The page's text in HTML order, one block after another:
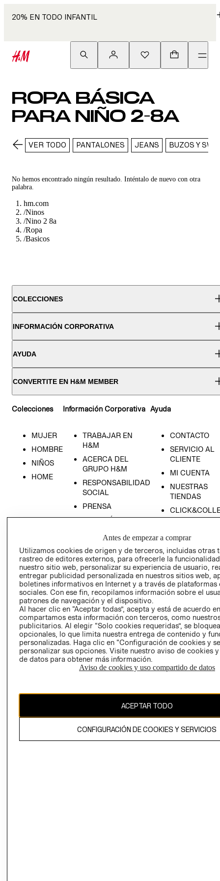
20% EN TODO INFANTIL
ROPA BÁSICA
PARA NIÑO 2-8A
VER TODO PANTALONES JEANS BUZOS Y
No hemos encontrado ningún resultado. Inténtalo de nuevo con otra
palabra.
hm.com
/Ninos
/Nino 2 8a
/Ropa
/Basicos
COLECCIONES
INFORMACIÓN CORPORATIVA
AYUDA
CONVERTITE EN H&M MEMBER
Colecciones
MUJER
HOMBRE
NIÑOS
HOME
Información Corporativa
TRABAJAR EN
H&M
ACERCA DEL
GRUPO H&M
RESPONSABILIDAD
SOCIAL
PRENSA
RELACIÓN CON
EMPRESARIAL
Ayuda
CONTACTO
SERVICIO AL
CLIENTE
MI CUENTA
NUESTRAS
TIENDAS
- RETIRO EN
TÉRMINOS Y
CONDICIONES
AVISO DE
PRIVACIDAD
GIFT CARD
AVISO DE
COOKIES
Antes de empezar a comprar
Utilizamos cookies de origen y de terceros, incluidas otras
rastreo de editores externos, para ofrecerle la
nuestro sitio web, personalizar su experiencia de usuario,
entregar publicidad personalizada en nuestros sitios web,
boletines informativos en Internet y a través de plataformas
sociales. Con ese fin, recopilamos información sobre el
patrones de navegación y el dispositivo.
Al hacer clic en “Aceptar todas”, acepta y está de acuerdo
compartamos esta información con terceros, como
publicitarios. Al elegir “Solo cookies requeridas”, se
opcionales, lo que limita nuestra entrega de contenido y
personalizadas. Haga clic en “Configuración de cookies y
personalizar sus opciones. Visite nuestro aviso de cookies
de datos para obtener más información.
Aviso de cookies y uso compartido de datos
ACEPTAR TODO
CONFIGURACIÓN DE COOKIES Y SERVICIOS